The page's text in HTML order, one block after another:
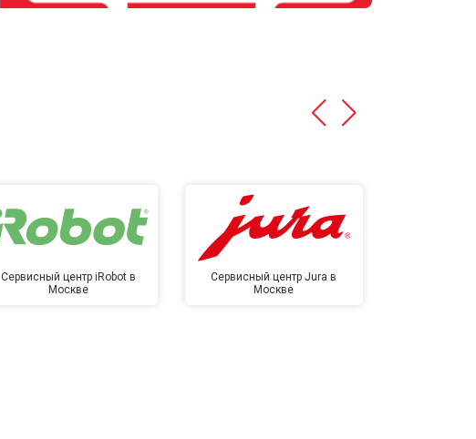
Сервисный центр iRobot в
Москве
Сервисный центр Jura в
Москве